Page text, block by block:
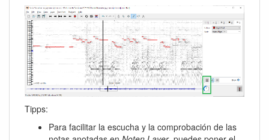
Tipps:
Para facilitar la escucha y la comprobación de las